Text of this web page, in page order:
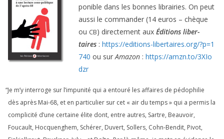
po­nible dans les bonnes librai­ries. On peut
aus­si le com­man­der (14 euros – chèque
ou CB) direc­te­ment aux Éditions liber­
taires : https://​edi​tions​-liber​taires​.org/​?​p​=​1
740 ou surAmazon : https://​amzn​.to/​3​X​I​o​
dzr
“Je m’y inter­roge sur l’impunité qui a entou­ré les affaires de pédo­phi­lie
dès après Mai-68, et en par­ti­cu­lier sur cet « air du temps » qui a per­mis la
com­pli­ci­té d’une cer­taine élite dont, entre autres, Sartre, Beauvoir,
Foucault, Hocquenghem, Schérer, Duvert, Sollers, Cohn-Bendit, Pivot,